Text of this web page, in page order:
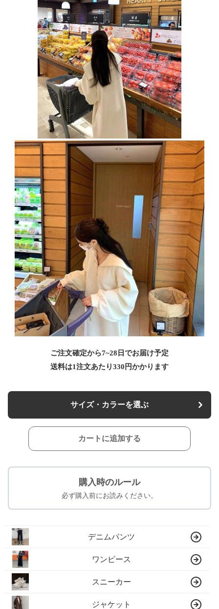
ご注文確定から7~28日でお届け予定
送料は1注文あたり330 円かかります
サイズ・カラーを選ぶ
カートに追加する
購入時のルール
必ず購入前にお読みください。
デニムパンツ
ワンピース
スニーカー
ジャケット